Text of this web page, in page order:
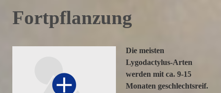
Fortpflanzung
Die meisten
Lygodactylus-Arten
werden mit ca. 9-15
Monaten geschlechtsreif.